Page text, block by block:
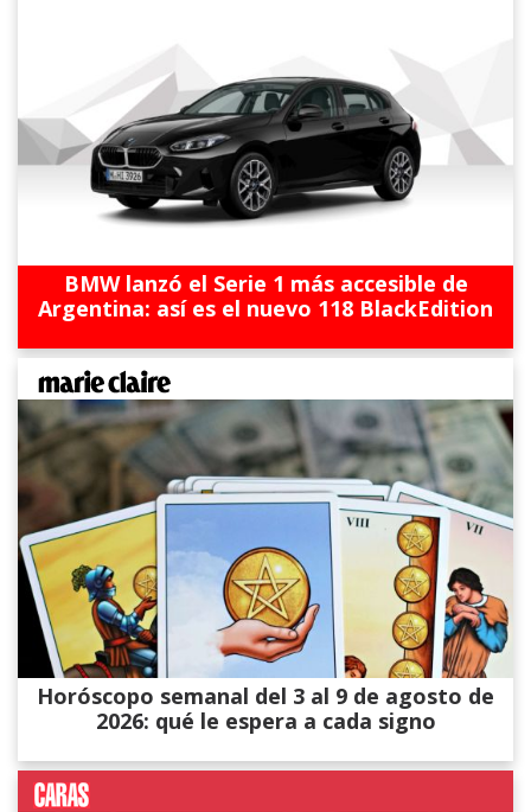
BMW lanzó el Serie 1 más accesible de
Argentina: así es el nuevo 118 BlackEdition
Horóscopo semanal del 3 al 9 de agosto de
2026: qué le espera a cada signo